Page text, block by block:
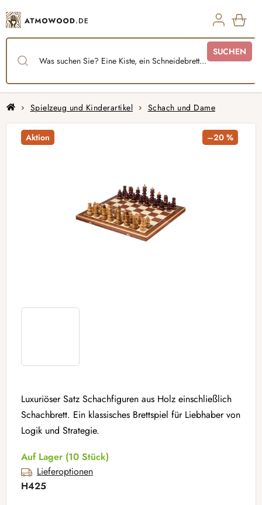
Inhalt
springen
SUCHEN
StartseiteSpielzeug und Kinderartikel Schach und Dame
Luxuriöser Satz Schachfiguren aus Holz einschließlich
Schachbrett. Ein klassisches Brettspiel für Liebhaber von
Logik und Strategie.
Auf Lager (10 Stück)
Lieferoptionen
H425
Aktion –20 %